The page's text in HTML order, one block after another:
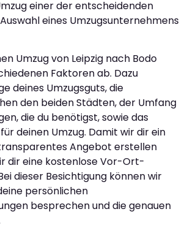
einer der entscheidenden
eines Umzugsunternehmens
Umzug von Leipzig nach Bodo
Faktoren ab. Dazu
deines Umzugsguts, die
den beiden Städten, der Umfang
die du benötigst, sowie das
deinen Umzug. Damit wir dir ein
Angebot erstellen
dir eine kostenlose Vor-Ort-
dieser Besichtigung können wir
persönlichen
besprechen und die genauen